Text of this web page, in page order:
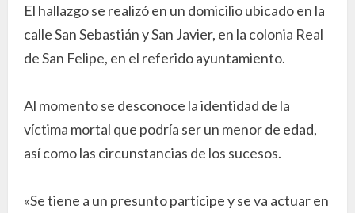
El hallazgo se realizó en un domicilio ubicado en la
calle San Sebastián y San Javier, en la colonia Real
de San Felipe, en el referido ayuntamiento.
Al momento se desconoce la identidad de la
víctima mortal que podría ser un menor de edad,
así como las circunstancias de los sucesos.
«Se tiene a un presunto partícipe y se va actuar en